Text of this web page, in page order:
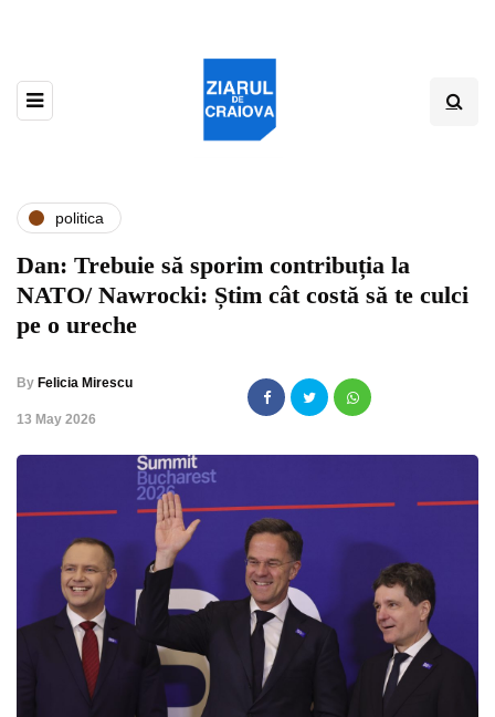
politica
Dan: Trebuie să sporim contribuția la
NATO/ Nawrocki: Știm cât costă să te culci
pe o ureche
By Felicia Mirescu
,13 May 2026